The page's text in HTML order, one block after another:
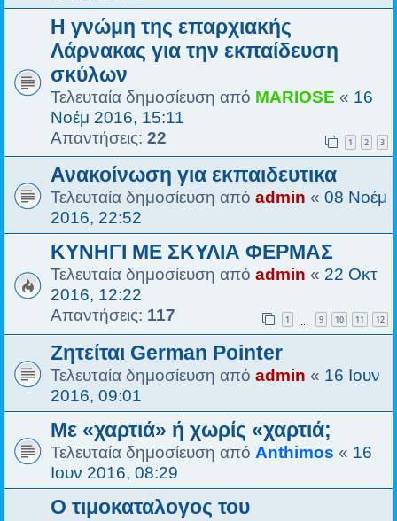
Η γνώμη της επαρχιακής
Λάρνακας για την εκπαίδευση
σκύλων
Τελευταία δημοσίευση από MARIOSE « 16
Νοέμ 2016, 15:11
Απαντήσεις: 22 1 2 3
Ανακοίνωση για εκπαιδευτικα
Τελευταία δημοσίευση από admin « 08 Νοέμ
2016, 22:52
ΚΥΝΗΓΙ ΜΕ ΣΚΥΛΙΑ ΦΕΡΜΑΣ
Τελευταία δημοσίευση από admin « 22 Οκτ
2016, 12:22
Απαντήσεις: 117 1 9 10 11 12
Ζητείται German Pointer
Τελευταία δημοσίευση από admin « 16 Ιουν
2016, 09:01
Με «χαρτιά» ή χωρίς «χαρτιά;
Τελευταία δημοσίευση από Anthimos « 16
Ιουν 2016, 08:29
Ο τιμοκαταλογος του